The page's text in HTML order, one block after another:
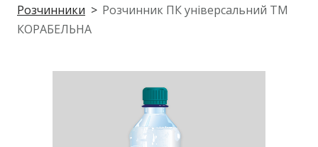
Розчинники
Розчинник ПК універсальний ТМ
КОРАБЕЛЬНА